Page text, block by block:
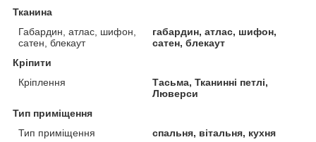
Тканина
Габардин, атлас, шифон,
сатен, блекаут
габардин, атлас, шифон,
сатен, блекаут
Кріпити
Кріплення
Тасьма, Тканинні петлі,
Люверси
Тип приміщення
Тип приміщення
спальня, вітальня, кухня